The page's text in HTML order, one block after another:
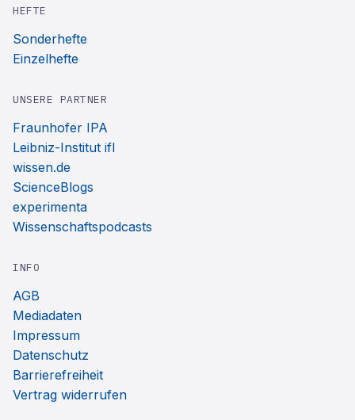
HEFTE
Sonderhefte
Einzelhefte
UNSERE PARTNER
Fraunhofer IPA
Leibniz-Institut ifl
wissen.de
ScienceBlogs
experimenta
Wissenschaftspodcasts
INFO
AGB
Mediadaten
Impressum
Datenschutz
Barrierefreiheit
Vertrag widerrufen